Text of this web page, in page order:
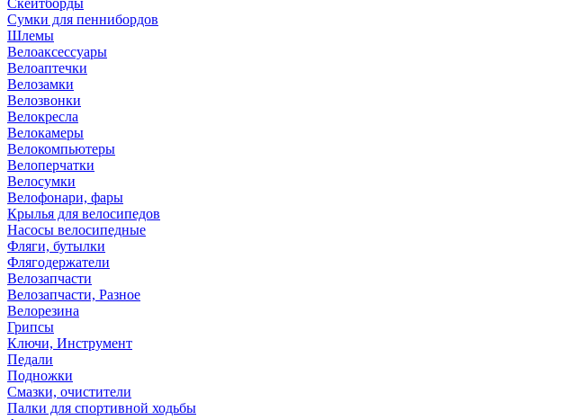
Скейтборды
Сумки для пеннибордов
Шлемы
Велоаксессуары
Велоаптечки
Велозамки
Велозвонки
Велокресла
Велокамеры
Велокомпьютеры
Велоперчатки
Велосумки
Велофонари, фары
Крылья для велосипедов
Насосы велосипедные
Фляги, бутылки
Флягодержатели
Велозапчасти
Велозапчасти, Разное
Велорезина
Грипсы
Ключи, Инструмент
Педали
Подножки
Смазки, очистители
Палки для спортивной ходьбы